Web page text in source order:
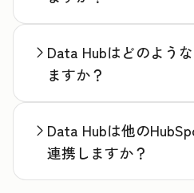
Data Hubはどのよう
ますか？
Data Hubは他の
連携しますか？